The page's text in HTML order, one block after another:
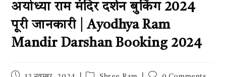
अयोध्या राम मंदिर दर्शन बुकिंग 2024
पूरी जानकारी | Ayodhya Ram
Mandir Darshan Booking 2024
Post
Post
Post